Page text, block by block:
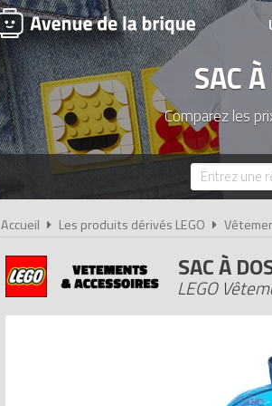
SAC
Comparez les
Accueil Les produits dérivés LEGO
SAC À
LEGO